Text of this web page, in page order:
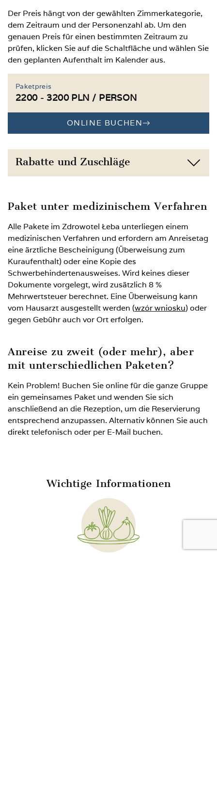
Anwendungen wie Wellness, Massage,
Physiotherapie oder Kinesiotherapie
Möglichkeit, Strand- und Sportausrüstung
wie Liegestühle auszuleihen
Saison A und B)
Kunst- und Sportaktivitäten (in Saison A und
Animationen für Kinder (in Saison A und B)
Möglichkeit zur Teilnahme an fakultativen
Ausflügen (in Saison A und B)
Zusatzbett für ein Kind auf Anfrage möglich
In der Sommersaison: 2 Stunden Animation
an Werktagen
Zugang zum Spielzimmer mit Bällebad,
Kletterwand, Spielen, Spielzeug und
Bastelmaterialien
2 Spielplätze und 2 Tischtennisplatten
Reiche Auswahl an Attraktionen in der
Der Preis hängt von der gewählten Zimmerkategorie,
dem Zeitraum und der Personenzahl ab. Um den
genauen Preis für einen bestimmten Zeitraum zu
prüfen, klicken Sie auf die Schaltfläche und wählen Sie
den geplanten Aufenthalt im Kalender aus.
Paketpreis
2200 - 3200 PLN / PERSON
ONLINE BUCHEN
Rabatte und Zuschläge
Auf dem Zustellbett bis 11 Jahre: –50 %
Auf dem Zustellbett bis 3 Jahre ohne Leistungen:
KOSTENLOS
Nicht belegter Platz im Zimmer: 40 %
Paket unter medizinischem Verfahren
Alle Pakete im Zdrowotel Łeba unterliegen einem
medizinischen Verfahren und erfordern am Anreisetag
eine ärztliche Bescheinigung (Überweisung zum
Kuraufenthalt) oder eine Kopie des
Schwerbehindertenausweises. Wird keines dieser
Dokumente vorgelegt, wird zusätzlich 8 %
Mehrwertsteuer berechnet. Eine Überweisung kann
vom Hausarzt ausgestellt werden (wzór wniosku) oder
gegen Gebühr auch vor Ort erfolgen.
Anreise zu zweit (oder mehr), aber
mit unterschiedlichen Paketen?
Kein Problem! Buchen Sie online für die ganze Gruppe
ein gemeinsames Paket und wenden Sie sich
anschließend an die Rezeption, um die Reservierung
entsprechend anzupassen. Alternativ können Sie auch
direkt telefonisch oder per E-Mail buchen.
Wichtige Informationen